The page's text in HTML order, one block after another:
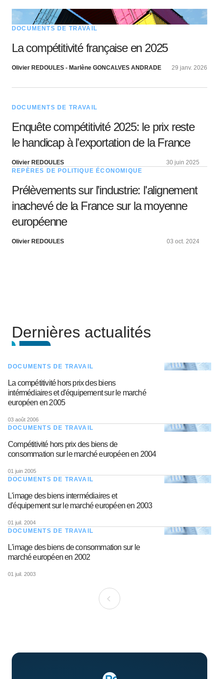
DOCUMENTS DE TRAVAIL
La compétitivité française en 2025
Olivier REDOULES - Marlène GONCALVES ANDRADE 29 janv. 2026
DOCUMENTS DE TRAVAIL
Enquête compétitivité 2025: le prix reste
le handicap à l'exportation de la France
Olivier REDOULES
30 juin 2025
REPÈRES DE POLITIQUE ÉCONOMIQUE
Prélèvements sur l’industrie: l'alignement
inachevé de la France sur la moyenne
européenne
Olivier REDOULES 03 oct. 2024
Dernières actualités
DOCUMENTS DE TRAVAIL
La compétitivité hors prix des biens
intérmédiaires et d'équipement sur le marché
européen en 2005
03 août 2006
DOCUMENTS DE TRAVAIL
Compétitivité hors prix des biens de
consommation sur le marché européen en 2004
01 juin 2005
DOCUMENTS DE TRAVAIL
L'image des biens intermédiaires et
d'équipement sur le marché européen en 2003
01 juil. 2004
DOCUMENTS DE TRAVAIL
L'image des biens de consommation sur le
marché européen en 2002
01 juil. 2003